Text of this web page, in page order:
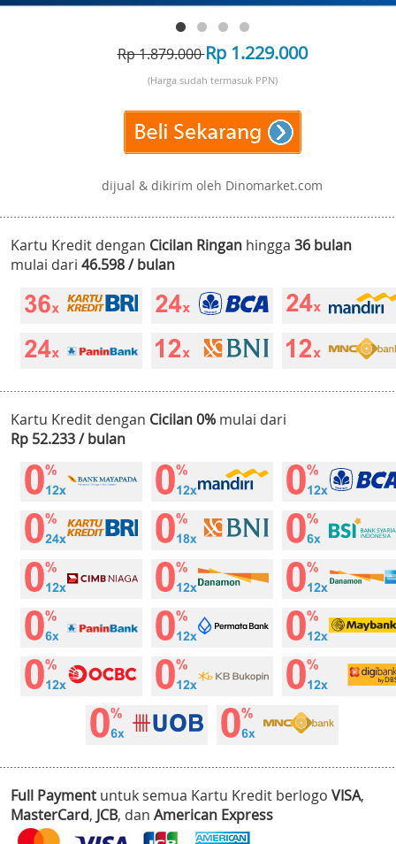
Rp 1.879.000Rp 1.229.000
(Harga sudah termasuk PPN)
dijual & dikirim oleh Dinomarket.com
Kartu Kredit dengan Cicilan Ringan hingga 36 bulan
mulai dari 46.598 / bulan
Kartu Kredit dengan Cicilan 0% mulai dari
Rp 52.233 / bulan
Full Payment untuk semua Kartu Kredit berlogo VISA,
MasterCard, JCB, dan American Express